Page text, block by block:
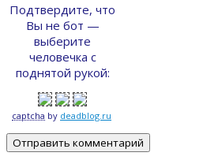
Подтвердите, что
Вы не бот —
выберите
человечка с
поднятой рукой:
captcha by deadblog.ru